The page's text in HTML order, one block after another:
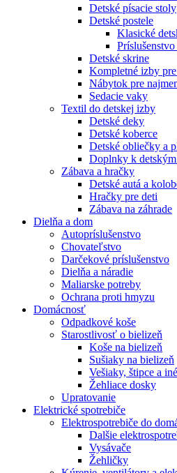
Detské písacie stoly
Detské postele
Klasické
Detské skrine
Kompletné izby
Nábytok pre
Sedacie vaky
Textil do detskej izby
Detské deky
Detské koberce
Detské obliečky a
Doplnky k
Zábava a hračky
Detské autá a
Hračky pre deti
Zábava na záhrade
Dielňa a dom
Autopríslušenstvo
Chovateľstvo
Darčekové príslušenstvo
Dielňa a náradie
Maliarske potreby
Ochrana proti hmyzu
Domácnosť
Odpadkové koše
Starostlivosť o bielizeň
Koše na bielizeň
Sušiaky na bielizeň
Vešiaky, štipce a
Žehliace dosky
Upratovanie
Elektrické spotrebiče
Elektrospotrebiče do
Dalšie
Vysávače
Žehličky